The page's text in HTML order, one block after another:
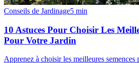
Conseils de Jardinage5 min
10 Astuces Pour Choisir Les
Pour Votre Jardin
Apprenez à choisir les meilleures